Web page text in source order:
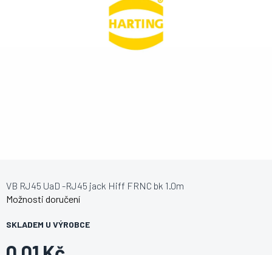
SKLADEM U VÝROBCE
Možnosti doručení
VB RJ45 UaD -RJ45 jack Hiff FRNC bk 1.0m